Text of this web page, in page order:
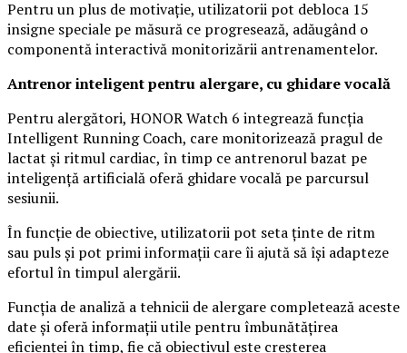
Pentru un plus de motivație, utilizatorii pot debloca 15
insigne speciale pe măsură ce progresează, adăugând o
componentă interactivă monitorizării antrenamentelor.
Antrenor inteligent pentru alergare, cu ghidare vocală
Pentru alergători, HONOR Watch 6 integrează funcția
Intelligent Running Coach, care monitorizează pragul de
lactat și ritmul cardiac, în timp ce antrenorul bazat pe
inteligență artificială oferă ghidare vocală pe parcursul
sesiunii.
În funcție de obiective, utilizatorii pot seta ținte de ritm
sau puls și pot primi informații care îi ajută să își adapteze
efortul în timpul alergării.
Funcția de analiză a tehnicii de alergare completează aceste
date și oferă informații utile pentru îmbunătățirea
eficienței în timp, fie că obiectivul este creșterea